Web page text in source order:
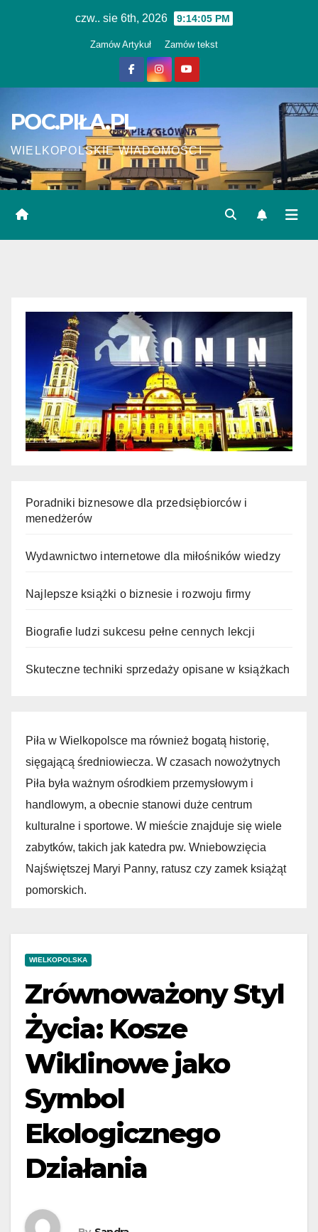
czw.. sie 6th, 2026 9:14:05 PM
Zamów Artykuł Zamów tekst
POC.PIŁA.PL
WIELKOPOLSKIE WIADOMOŚCI
Poradniki biznesowe dla przedsiębiorców i
menedżerów
Wydawnictwo internetowe dla miłośników wiedzy
Najlepsze książki o biznesie i rozwoju firmy
Biografie ludzi sukcesu pełne cennych lekcji
Skuteczne techniki sprzedaży opisane w książkach
Piła w Wielkopolsce ma również bogatą historię,
sięgającą średniowiecza. W czasach nowożytnych
Piła była ważnym ośrodkiem przemysłowym i
handlowym, a obecnie stanowi duże centrum
kulturalne i sportowe. W mieście znajduje się wiele
zabytków, takich jak katedra pw. Wniebowzięcia
Najświętszej Maryi Panny, ratusz czy zamek książąt
pomorskich.
WIELKOPOLSKA
Zrównoważony Styl
Życia: Kosze
Wiklinowe jako
Symbol
Ekologicznego
Działania